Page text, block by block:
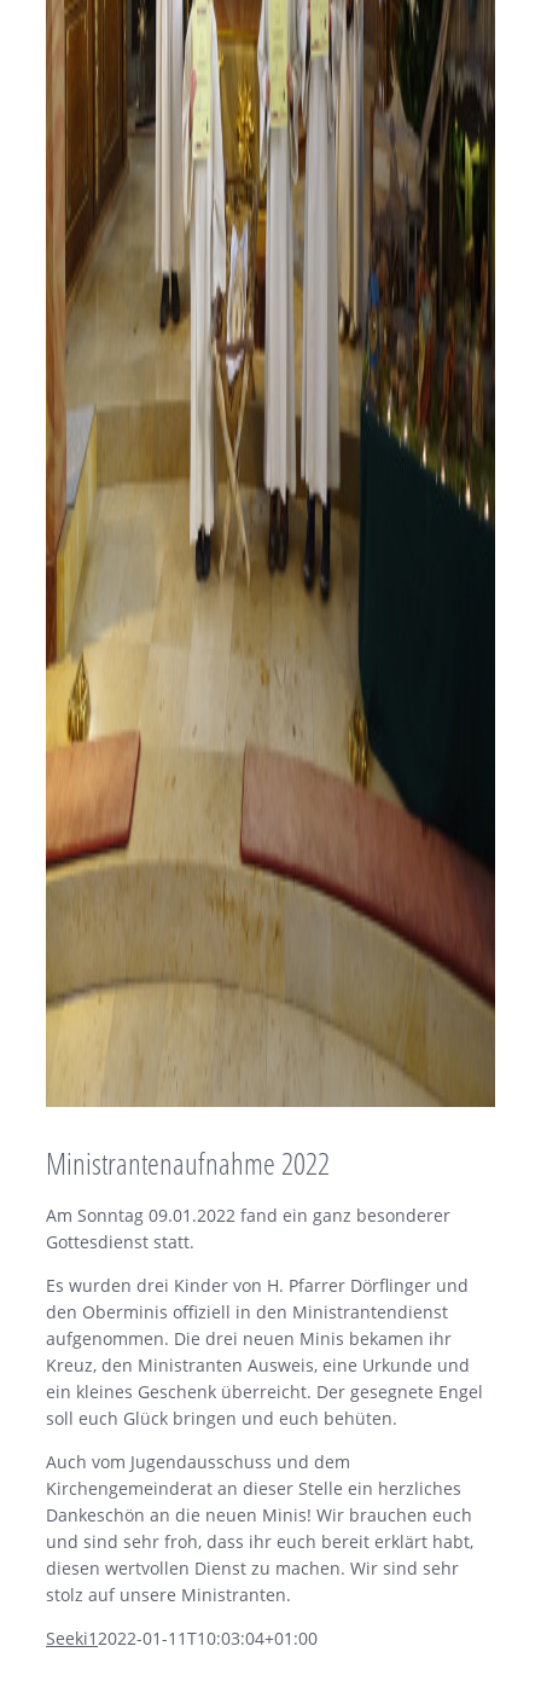
Ministrantenaufnahme 2022
Am Sonntag 09.01.2022 fand ein ganz besonderer
Gottesdienst statt.
Es wurden drei Kinder von H. Pfarrer Dörflinger und
den Oberminis offiziell in den Ministrantendienst
aufgenommen. Die drei neuen Minis bekamen ihr
Kreuz, den Ministranten Ausweis, eine Urkunde und
ein kleines Geschenk überreicht. Der gesegnete Engel
soll euch Glück bringen und euch behüten.
Auch vom Jugendausschuss und dem
Kirchengemeinderat an dieser Stelle ein herzliches
Dankeschön an die neuen Minis! Wir brauchen euch
und sind sehr froh, dass ihr euch bereit erklärt habt,
diesen wertvollen Dienst zu machen. Wir sind sehr
stolz auf unsere Ministranten.
Seeki1 2022-01-11T10:03:04+01:00